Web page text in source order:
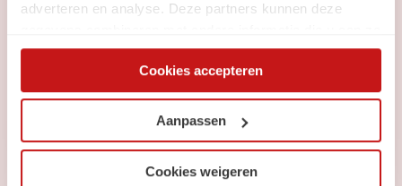
adverteren en analyse. Deze partners kunnen deze
heeft verstrekt of die ze hebben verzameld op basis van
uw gebruik van hun services. Via de cookieverklaring op
onze website kunt u uw toestemming op elk moment
Cookies accepteren
Aanpassen
Cookies weigeren
Vacatures
Inschrijven